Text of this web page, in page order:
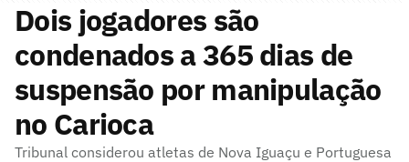
Dois jogadores são
condenados a 365 dias de
suspensão por manipulação
no Carioca
Tribunal considerou atletas de Nova Iguaçu e Portuguesa